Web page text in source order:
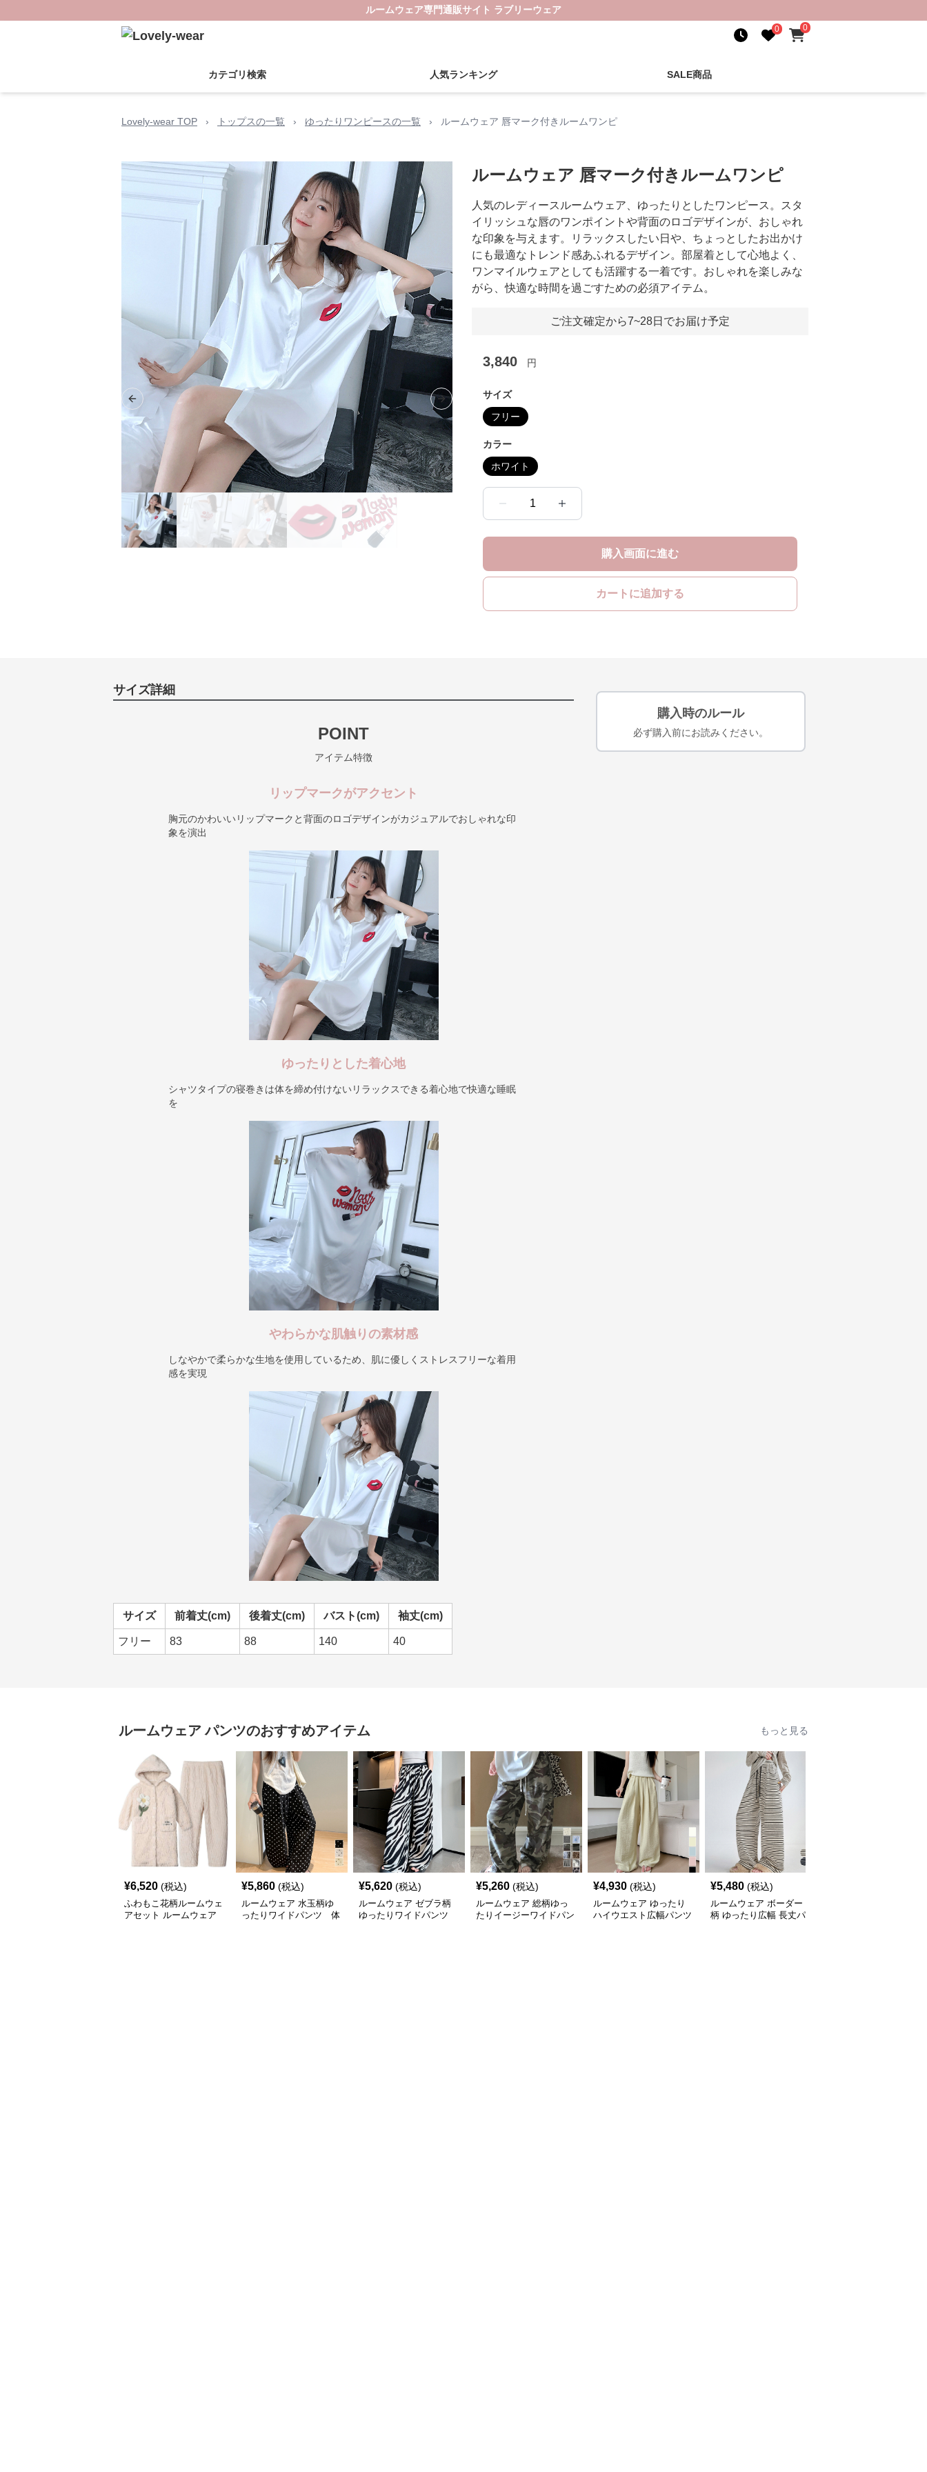
ルームウェア専門通販サイト ラブリーウェア
0 0
カテゴリ検索 人気ランキング SALE商品
Lovely-wear TOP › トップスの一覧 › ゆったりワンピースの一覧 › ルームウェア 唇マーク付きルームワンピ
Previous slide Next slide
ルームウェア 唇マーク付きルームワンピ
人気のレディースルームウェア、ゆったりとしたワンピース。スタ
イリッシュな唇のワンポイントや背面のロゴデザインが、おしゃれ
な印象を与えます。リラックスしたい日や、ちょっとしたお出かけ
にも最適なトレンド感あふれるデザイン。部屋着として心地よく、
ワンマイルウェアとしても活躍する一着です。おしゃれを楽しみな
がら、快適な時間を過ごすための必須アイテム。
ご注文確定から7~28日でお届け予定
3,840 円
サイズ
フリー
カラー
ホワイト
1
購入画面に進む
カートに追加する
サイズ詳細
POINT
アイテム特徴
リップマークがアクセント
胸元のかわいいリップマークと背面のロゴデザインがカジュアルでおしゃれな印
象を演出
ゆったりとした着心地
シャツタイプの寝巻きは体を締め付けないリラックスできる着心地で快適な睡眠
を
やわらかな肌触りの素材感
しなやかで柔らかな生地を使用しているため、肌に優しくストレスフリーな着用
感を実現
サイズ 前着丈(cm) 後着丈(cm) バスト(cm) 袖丈(cm)
フリー 83 88 140 40
購入時のルール
必ず購入前にお読みください。
ルームウェア パンツのおすすめアイテム もっと見る
¥6,520 (税込)
ふわもこ花柄ルームウェ
アセット ルームウェア
¥5,860 (税込)
ルームウェア 水玉柄ゆ
ったりワイドパンツ 体
¥5,620 (税込)
ルームウェア ゼブラ柄
ゆったりワイドパンツ
¥5,260 (税込)
ルームウェア 総柄ゆっ
たりイージーワイドパン
¥4,930 (税込)
ルームウェア ゆったり
ハイウエスト広幅パンツ
¥5,480 (税込)
ルームウェア ボーダー
柄 ゆったり広幅 長丈パ